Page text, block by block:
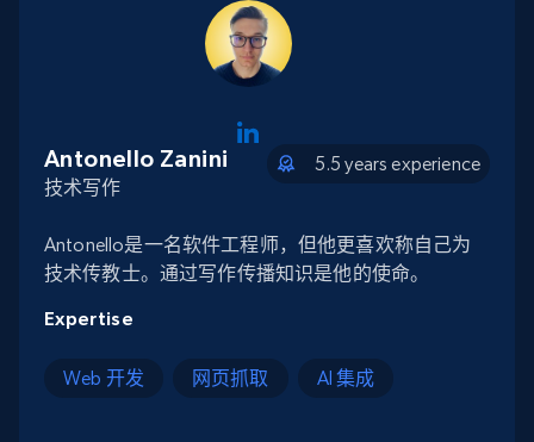
Antonello Zanini
技术写作
5.5 years experience
Antonello是一名软件工程师，但他更喜欢称自己为
技术传教士。通过写作传播知识是他的使命。
Expertise
Web 开发 网页抓取 AI 集成